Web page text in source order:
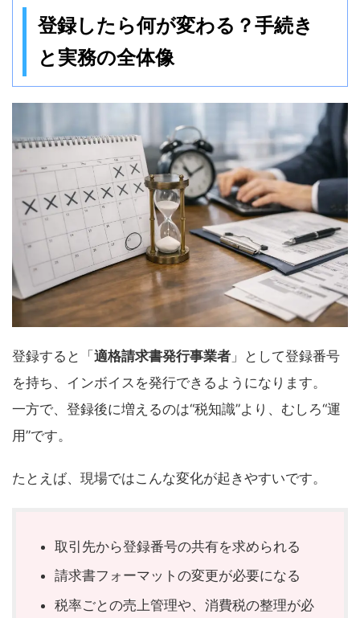
登録したら何が変わる？手続き
と実務の全体像
登録すると「 適格請求書発行事業者 」として登録番号
を持ち、インボイスを発行できるようになります。
一方で、登録後に増えるのは“税知識”より、むしろ“運
用”です。
たとえば、現場ではこんな変化が起きやすいです。
取引先から登録番号の共有を求められる
請求書フォーマットの変更が必要になる
税率ごとの売上管理や、消費税の整理が必